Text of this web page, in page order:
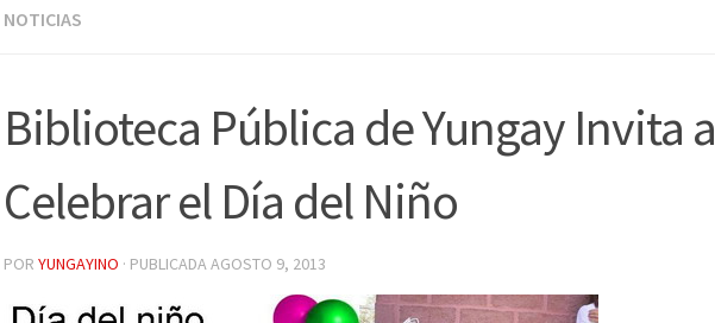
NOTICIAS
Biblioteca Pública de Yungay Invita a
Celebrar el Día del Niño
POR YUNGAYINO · PUBLICADAAGOSTO 9, 2013